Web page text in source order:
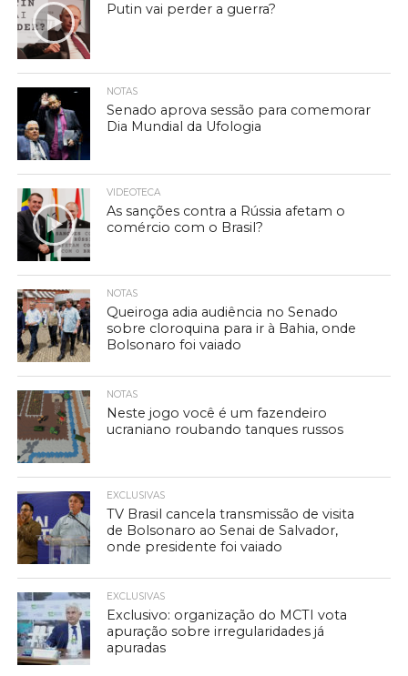
Putin vai perder a guerra?
NOTAS
Senado aprova sessão para comemorar
Dia Mundial da Ufologia
VIDEOTECA
As sanções contra a Rússia afetam o
comércio com o Brasil?
NOTAS
Queiroga adia audiência no Senado
sobre cloroquina para ir à Bahia, onde
Bolsonaro foi vaiado
NOTAS
Neste jogo você é um fazendeiro
ucraniano roubando tanques russos
EXCLUSIVAS
TV Brasil cancela transmissão de visita
de Bolsonaro ao Senai de Salvador,
onde presidente foi vaiado
EXCLUSIVAS
Exclusivo: organização do MCTI vota
apuração sobre irregularidades já
apuradas